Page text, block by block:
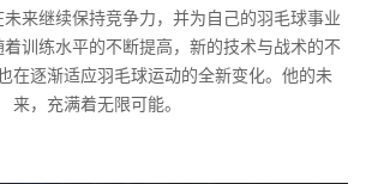
来继续保持竞争力，并为自己的羽毛球事业
训练水平的不断提高，新的技术与战术的不
在逐渐适应羽毛球运动的全新变化。他的未
来，充满着无限可能。